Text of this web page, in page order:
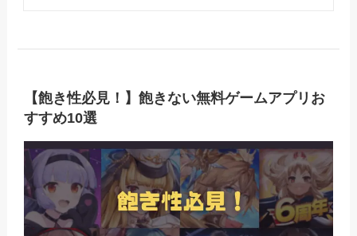
【飽き性必見！】飽きない無料ゲームアプリお
すすめ10選